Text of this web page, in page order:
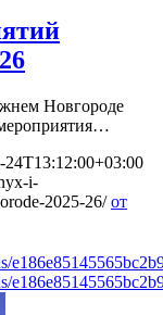
Новгороде
24T13:12:00+03:00
i-
2025-26/ от